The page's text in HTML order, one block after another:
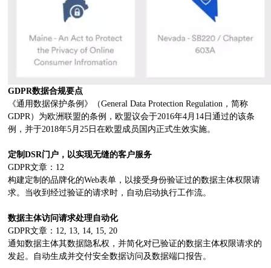
GDPR数据合规要点
《通用数据保护条例》（General Data Protection Regulation，简称
GDPR）为欧洲联盟的条例，欧盟议会于2016年4月14日通过的该条
例，并于2018年5月25日在欧盟成员国内正式生效实施。
定制DSR门户，以实现无缝的客户服务
GDPR文章：12
构建定制的品牌化的Web表单，以接受身份验证过的数据主体权限请
求。当收到经过验证的请求时，自动启动执行工作流。
数据主体访问请求处理自动化
GDPR文章：12, 13, 14, 15, 20
通知数据主体其数据隐私权，并简化对已验证的数据主体权限请求的
发起。自动生成并交付安全数据访问及数据端口报告。